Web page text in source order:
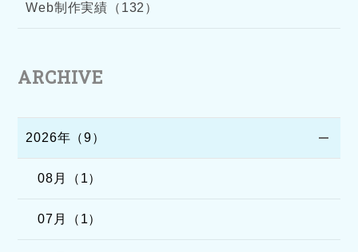
Web制作実績（132）
ARCHIVE
2026年（9）
08月（1）
07月（1）